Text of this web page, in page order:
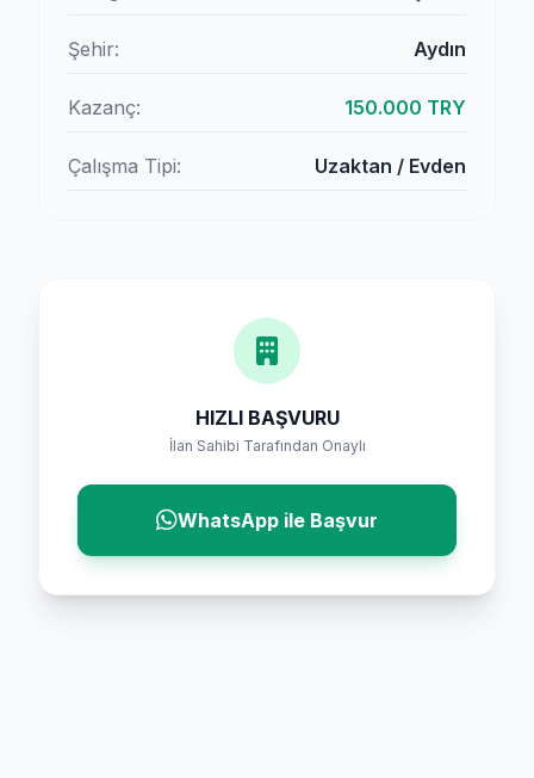
Şehir: Aydın
Kazanç: 150.000 TRY
Çalışma Tipi: Uzaktan / Evden
HIZLI BAŞVURU
İlan Sahibi Tarafından Onaylı
WhatsApp ile Başvur